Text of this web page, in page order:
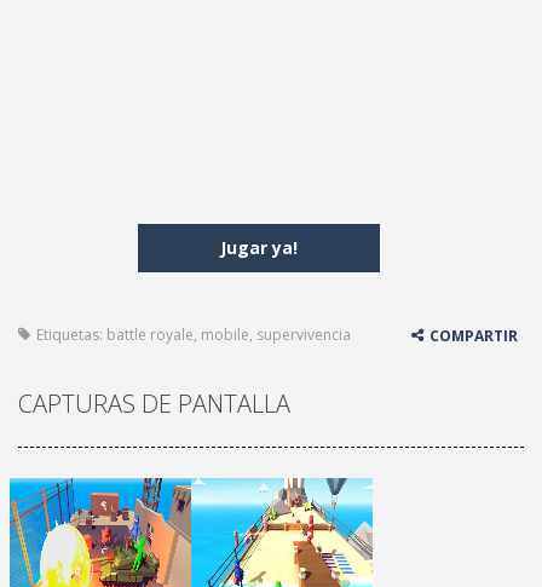
Jugar ya!
Etiquetas: battle royale, mobile, supervivencia COMPARTIR
CAPTURAS DE PANTALLA